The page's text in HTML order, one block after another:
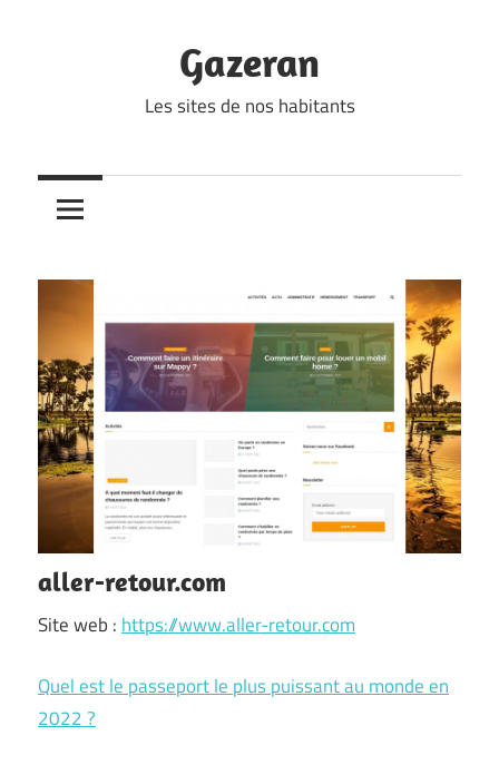
Gazeran
Les sites de nos habitants
aller-retour.com
Site web : https://www.aller-retour.com
Quel est le passeport le plus puissant au monde en
2022 ?